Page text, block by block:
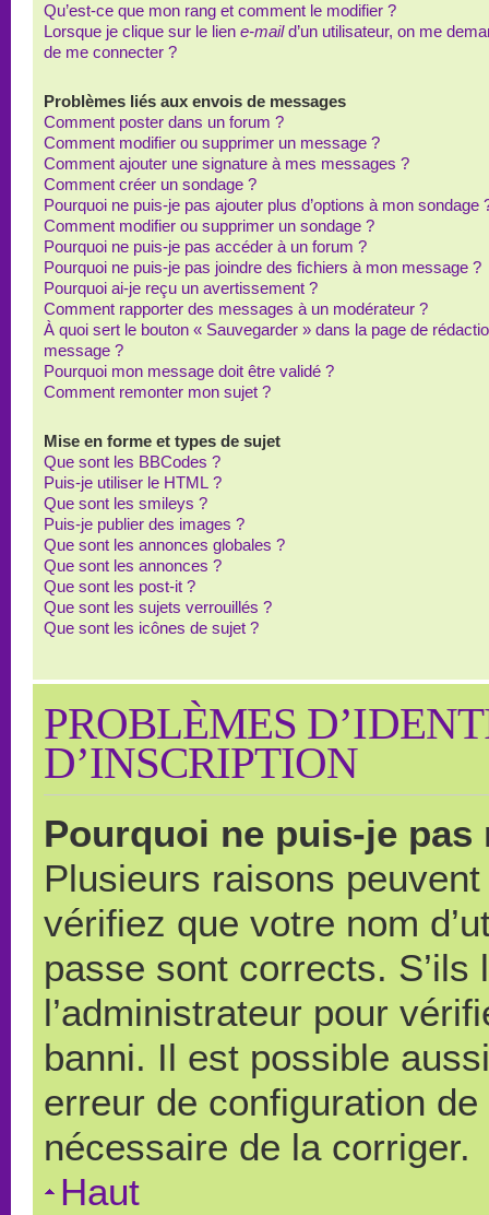
Qu’est-ce que mon rang et comment le modifier ?
Lorsque je clique sur le lien e-maild’un utilisateur, on me
de me connecter ?
Problèmes liés aux envois de messages
Comment poster dans un forum ?
Comment modifier ou supprimer un message ?
Comment ajouter une signature à mes messages ?
Comment créer un sondage ?
Pourquoi ne puis-je pas ajouter plus d’options à mon sondage
Comment modifier ou supprimer un sondage ?
Pourquoi ne puis-je pas accéder à un forum ?
Pourquoi ne puis-je pas joindre des fichiers à mon message ?
Pourquoi ai-je reçu un avertissement ?
Comment rapporter des messages à un modérateur ?
À quoi sert le bouton « Sauvegarder » dans la page de
message ?
Pourquoi mon message doit être validé ?
Comment remonter mon sujet ?
Mise en forme et types de sujet
Que sont les BBCodes ?
Puis-je utiliser le HTML ?
Que sont les smileys ?
Puis-je publier des images ?
Que sont les annonces globales ?
Que sont les annonces ?
Que sont les post-it ?
Que sont les sujets verrouillés ?
Que sont les icônes de sujet ?
PROBLÈMES
D’INSCRIPTION
Pourquoi ne puis-je pas
Plusieurs raisons
vérifiez que votre nom
passe sont corrects.
l’administrateur pour
banni. Il est possible
erreur de configuration
nécessaire de la corriger.
Haut